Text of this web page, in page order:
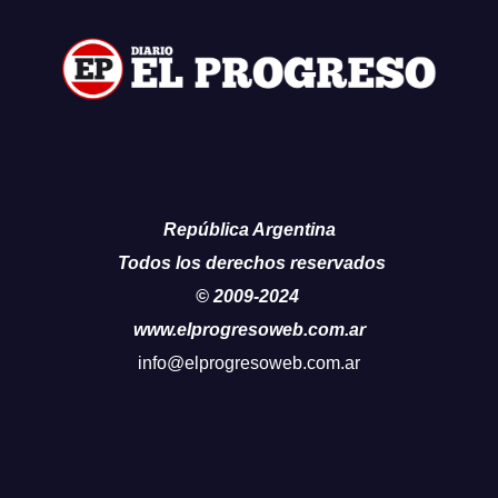
República Argentina
Todos los derechos reservados
© 2009-2024
www.elprogresoweb.com.ar
info@elprogresoweb.com.ar